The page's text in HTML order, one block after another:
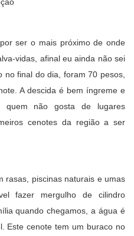
ser o mais próximo de onde
vidas, afinal eu ainda não sei
no final do dia, foram 70 pesos,
A descida é bem íngreme e
quem não gosta de lugares
cenotes da região a ser
rasas, piscinas naturais e umas
fazer mergulho de cilindro
quando chegamos, a água é
Este cenote tem um buraco no